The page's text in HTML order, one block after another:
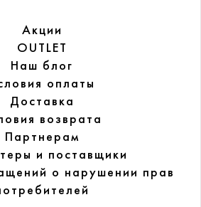
Акции
OUTLET
Наш блог
оплаты
Доставка
возврата
Партнерам
и поставщики
о нарушении прав